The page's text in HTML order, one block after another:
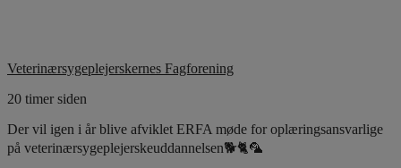
Veterinærsygeplejerskernes Fagforening
20 timer siden
Der vil igen i år blive afviklet ERFA møde for oplæringsansvarlige
på veterinærsygeplejerskeuddannelsen🐕🐈🦜